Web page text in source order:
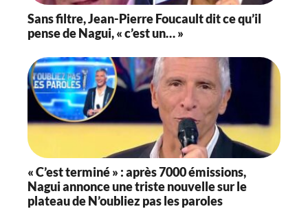
Sans filtre, Jean-Pierre Foucault dit ce qu’il
pense de Nagui, « c’est un… »
« C’est terminé » : après 7000 émissions,
Nagui annonce une triste nouvelle sur le
plateau de N’oubliez pas les paroles